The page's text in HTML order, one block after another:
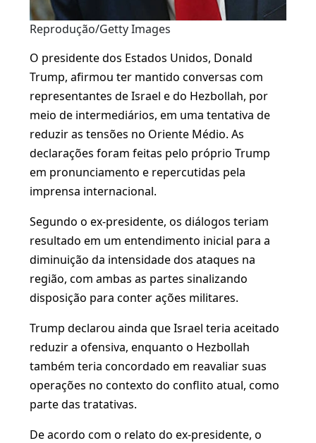
Reprodução/Getty Images
O presidente dos Estados Unidos, Donald
Trump, afirmou ter mantido conversas com
representantes de Israel e do Hezbollah, por
meio de intermediários, em uma tentativa de
reduzir as tensões no Oriente Médio. As
declarações foram feitas pelo próprio Trump
em pronunciamento e repercutidas pela
imprensa internacional.
Segundo o ex-presidente, os diálogos teriam
resultado em um entendimento inicial para a
diminuição da intensidade dos ataques na
região, com ambas as partes sinalizando
disposição para conter ações militares.
Trump declarou ainda que Israel teria aceitado
reduzir a ofensiva, enquanto o Hezbollah
também teria concordado em reavaliar suas
operações no contexto do conflito atual, como
parte das tratativas.
De acordo com o relato do ex-presidente, o